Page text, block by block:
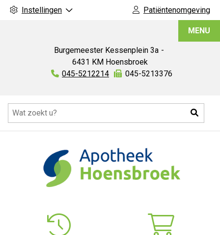
Instellingen Patiëntenomgeving
Burgemeester Kessenplein 3a
6431 KM Hoensbroek
Tel:
045-5212214 Fax:
045-5213376
MENU